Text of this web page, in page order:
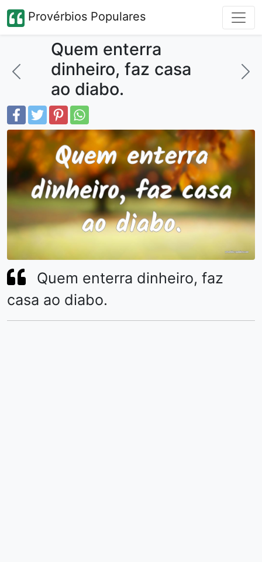
Provérbios Populares
Quem enterra
dinheiro, faz casa
ao diabo.
Quem enterra dinheiro, faz
casa ao diabo.